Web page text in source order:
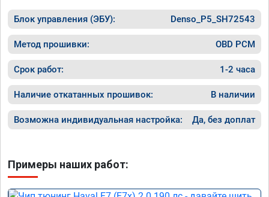
в работу. Знают своё дело. По времени 1,5
часа длилась процедура. Цена конечно
отличается от заявленной. Но результатом
я доволен. Машинка не едет, а летит прям.
Парням благодарность!!!!
Блок управления (ЭБУ): Denso_P5_SH72543
Метод прошивки: OBD PCM
Срок работ: 1-2 часа
Наличие откатанных прошивок: В наличии
Возможна индивидуальная настройка: Да, без доплат
Примеры наших работ: